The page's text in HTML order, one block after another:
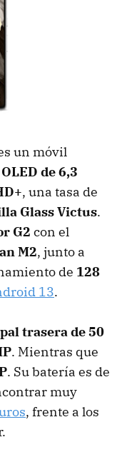
un móvil
OLED de 6,3
, una tasa de
Glass Victus.
G2 con el
M2, junto a
de 128
13.
trasera de 50
. Mientras que
. Su batería es de
muy
, frente a los